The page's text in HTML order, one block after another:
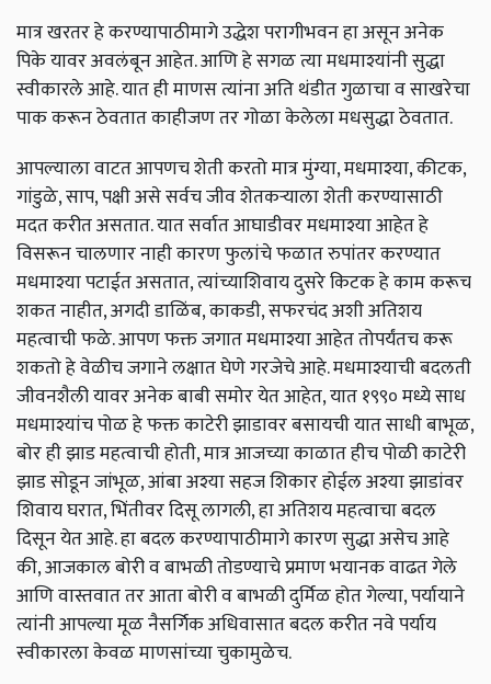
मात्र खरतर हे करण्यापाठीमागे उद्धेश परागीभवन हा असून अनेक
पिके यावर अवलंबून आहेत. आणि हे सगळ त्या मधमाश्यांनी सुद्धा
स्वीकारले आहे. यात ही माणस त्यांना अति थंडीत गुळाचा व साखरेचा
पाक करून ठेवतात काहीजण तर गोळा केलेला मधसुद्धा ठेवतात.
आपल्याला वाटत आपणच शेती करतो मात्र मुंग्या, मधमाश्या, कीटक,
गांडुळे, साप, पक्षी असे सर्वच जीव शेतकऱ्याला शेती करण्यासाठी
मदत करीत असतात. यात सर्वात आघाडीवर मधमाश्या आहेत हे
विसरून चालणार नाही कारण फुलांचे फळात रुपांतर करण्यात
मधमाश्या पटाईत असतात, त्यांच्याशिवाय दुसरे किटक हे काम करूच
शकत नाहीत, अगदी डाळिंब, काकडी, सफरचंद अशी अतिशय
महत्वाची फळे. आपण फक्त जगात मधमाश्या आहेत तोपर्यंतच करू
शकतो हे वेळीच जगाने लक्षात घेणे गरजेचे आहे. मधमाश्याची बदलती
जीवनशैली यावर अनेक बाबी समोर येत आहेत, यात १९९० मध्ये साध
मधमाश्यांच पोळ हे फक्त काटेरी झाडावर बसायची यात साधी बाभूळ,
बोर ही झाड महत्वाची होती, मात्र आजच्या काळात हीच पोळी काटेरी
झाड सोडून जांभूळ, आंबा अश्या सहज शिकार होईल अश्या झाडांवर
शिवाय घरात, भिंतीवर दिसू लागली, हा अतिशय महत्वाचा बदल
दिसून येत आहे. हा बदल करण्यापाठीमागे कारण सुद्धा असेच आहे
की, आजकाल बोरी व बाभळी तोडण्याचे प्रमाण भयानक वाढत गेले
आणि वास्तवात तर आता बोरी व बाभळी दुर्मिळ होत गेल्या, पर्यायाने
त्यांनी आपल्या मूळ नैसर्गिक अधिवासात बदल करीत नवे पर्याय
स्वीकारला केवळ माणसांच्या चुकामुळेच.